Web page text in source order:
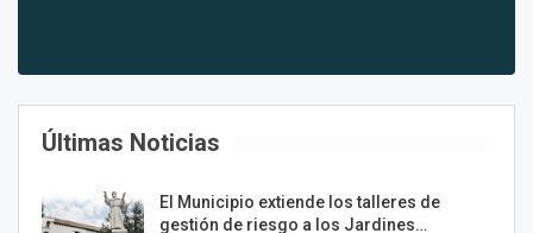
Últimas Noticias
El Municipio extiende los talleres de
gestión de riesgo a los Jardines…